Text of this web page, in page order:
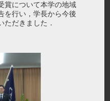
賞について本学の地域
を行い，学長から今後
ただきました．